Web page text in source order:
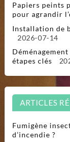
Papiers peints
pour agrandir
Installation de
2026-07-14
étapes clés
ARTICLES
Fumigène
d’incendie ?